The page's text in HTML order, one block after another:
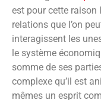
est pour cette raison
relations que l’on
interagissent les
le système
somme de ses
complexe qu’il est
mêmes un esprit